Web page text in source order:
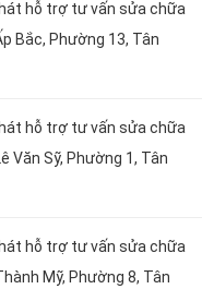
hỗ trợ tư vấn sửa chữa
Bắc, Phường 13, Tân
hỗ trợ tư vấn sửa chữa
Văn Sỹ, Phường 1, Tân
hỗ trợ tư vấn sửa chữa
Mỹ, Phường 8, Tân